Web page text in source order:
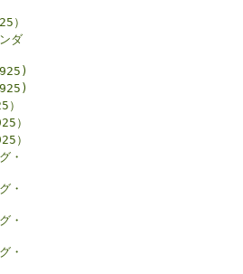
）
ダ
）
）
）
・
・
・
・